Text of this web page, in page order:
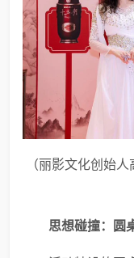
（丽影文化创始
思想碰撞：圆